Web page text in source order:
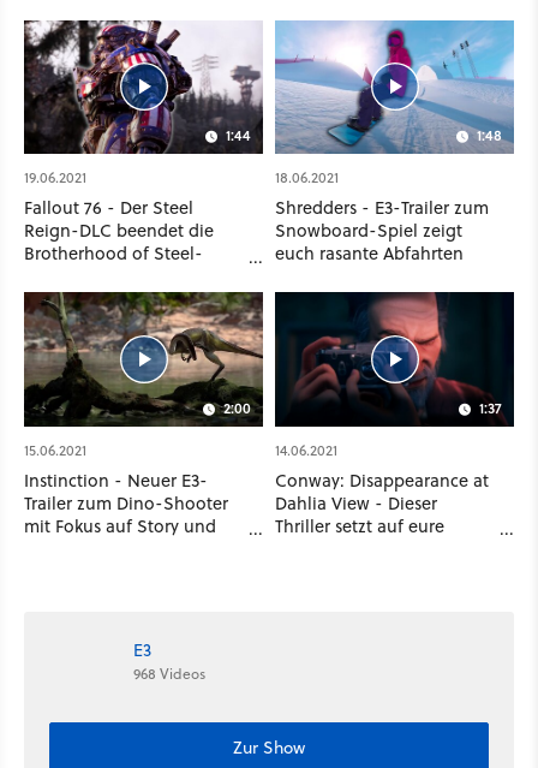
1:44
19.06.2021
Fallout 76 - Der Steel
Reign-DLC beendet die
Brotherhood of Steel-
1:48
18.06.2021
Shredders - E3-Trailer zum
Snowboard-Spiel zeigt
euch rasante Abfahrten
2:00
15.06.2021
Instinction - Neuer E3-
Trailer zum Dino-Shooter
mit Fokus auf Story und
1:37
14.06.2021
Conway: Disappearance at
Dahlia View - Dieser
Thriller setzt auf eure
E3
968 Videos
Zur Show